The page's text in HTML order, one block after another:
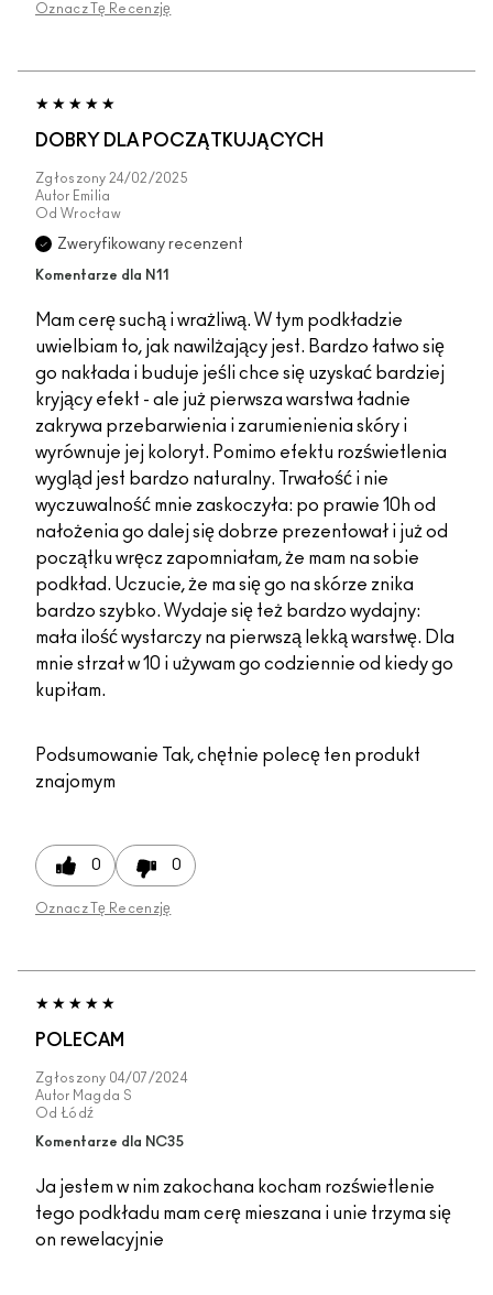
Oznacz Tę Recenzję
DOBRY DLA POCZĄTKUJĄCYCH
Zgłoszony 24/02/2025
Autor Emilia
Od Wrocław
Zweryfikowany recenzent
Komentarze dla N11
Mam cerę suchą i wrażliwą. W tym podkładzie
uwielbiam to, jak nawilżający jest. Bardzo łatwo się
go nakłada i buduje jeśli chce się uzyskać bardziej
kryjący efekt - ale już pierwsza warstwa ładnie
zakrywa przebarwienia i zarumienienia skóry i
wyrównuje jej koloryt. Pomimo efektu rozświetlenia
wygląd jest bardzo naturalny. Trwałość i nie
wyczuwalność mnie zaskoczyła: po prawie 10h od
nałożenia go dalej się dobrze prezentował i już od
początku wręcz zapomniałam, że mam na sobie
podkład. Uczucie, że ma się go na skórze znika
bardzo szybko. Wydaje się też bardzo wydajny:
mała ilość wystarczy na pierwszą lekką warstwę. Dla
mnie strzał w 10 i używam go codziennie od kiedy go
kupiłam.
Podsumowanie Tak, chętnie polecę ten produkt
znajomym
0 0
Oznacz Tę Recenzję
POLECAM
Zgłoszony 04/07/2024
Autor Magda S
Od Łódź
Komentarze dla NC35
Ja jestem w nim zakochana kocham rozświetlenie
tego podkładu mam cerę mieszana i unie trzyma się
on rewelacyjnie